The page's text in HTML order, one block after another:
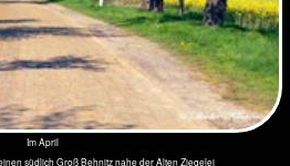
ca. 4.000 knallen jährlich so lange nach der
nach der Wende gab es in der neuen
hier auf den Alleen in Brandenburg.
(Rost-) Kisten unter dem
Schlimm übriges. Da
gegen den armen
das Abholzen der
aus diesem Verein für
diese größte
Abgeordneten im
die Mütze bekommen haben.
ist und der Verkehr